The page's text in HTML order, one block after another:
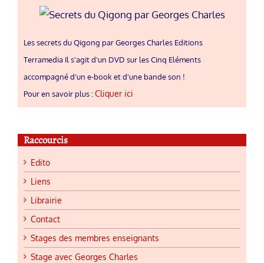
Les secrets du Qigong par Georges Charles Editions
Terramedia Il s'agit d'un DVD sur les Cinq Eléments
accompagné d'un e-book et d'une bande son !
Pour en savoir plus :Cliquer ici
Raccourcis
Edito
Liens
Librairie
Contact
Stages des membres enseignants
Stage avec Georges Charles